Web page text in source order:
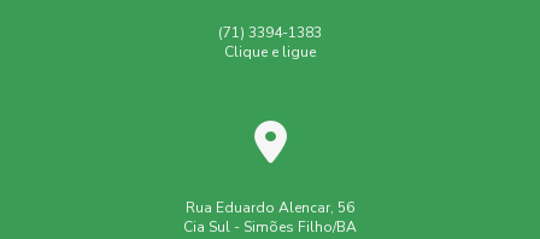
(71) 3394-1383
Clique e ligue
Rua Eduardo Alencar, 56
Cia Sul - Simões Filho/BA